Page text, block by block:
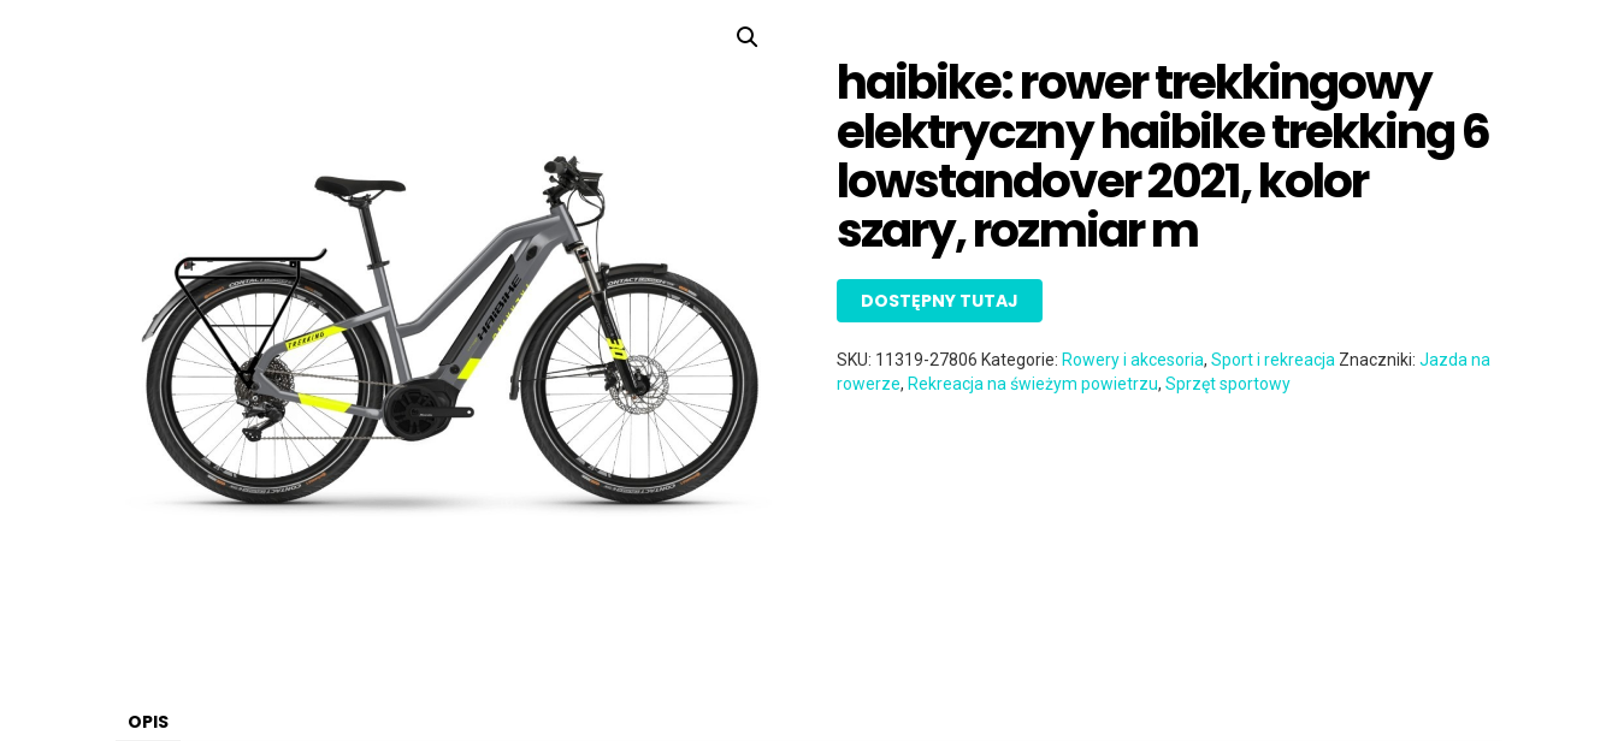
haibike: rower trekkingowy
elektryczny haibike trekking 6
lowstandover 2021, kolor
szary, rozmiar m
DOSTĘPNY TUTAJ
SKU: 11319-27806 Kategorie: Rowery i akcesoria,Sport i rekreacja Znaczniki:Jazda na
rowerze, Rekreacja na świeżym powietrzu,Sprzęt sportowy
OPIS